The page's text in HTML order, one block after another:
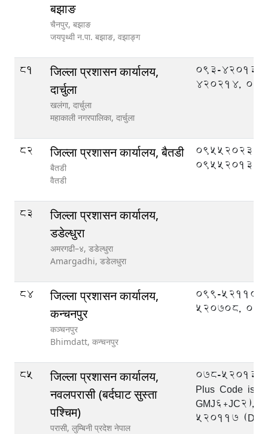
बझाङ
चैनपुर, बझाङ
जयपृथ्वी न.पा. बझाङ, वझाङ्ग
81
जिल्ला प्रशासन कार्यालय,
दार्चुला
खलंगा, दार्चुला
महाकाली नगरपालिका, दार्चुला
093-
420214,
82 जिल्ला प्रशासन कार्यालय, बैतडी
बैतडी
वैतडी
095520233,
095520133
83
जिल्ला प्रशासन कार्यालय,
डडेल्धुरा
अमरगढी–४, डडेल्धुरा
Amargadhi, डडेलधुरा
84
जिल्ला प्रशासन कार्यालय,
कन्चनपुर
कञ्चनपुर
Bhimdatt, कन्चनपुर
099-
520708,
85
जिल्ला प्रशासन कार्यालय,
नवलपरासी (बर्दघाट सुस्ता
पश्चिम)
परासी, लुम्बिनी प्रदेश नेपाल
078-520133,
Plus Code is:-
GMJ6+JC2),
520117